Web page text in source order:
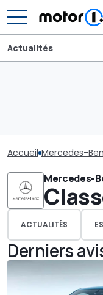
Actualités
Accueil Mercedes-
Mercedes-
ACTUALITÉS
Derniers